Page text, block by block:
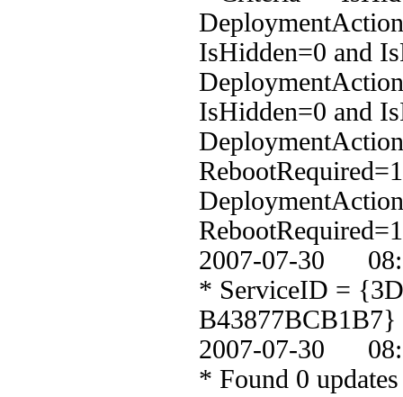
IsHidden=0 and
IsHidden=0 and
2007-07-30
* ServiceID =
B43877BCB1B7}
2007-07-30
* Found 0